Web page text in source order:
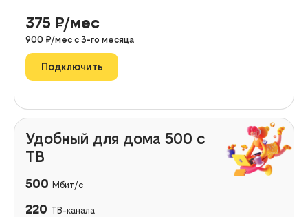
375 ₽/мес
900 ₽/мес с 3-го месяца
Подключить
Удобный для дома 500 с
ТВ
500 Мбит/с
220 ТВ-канала